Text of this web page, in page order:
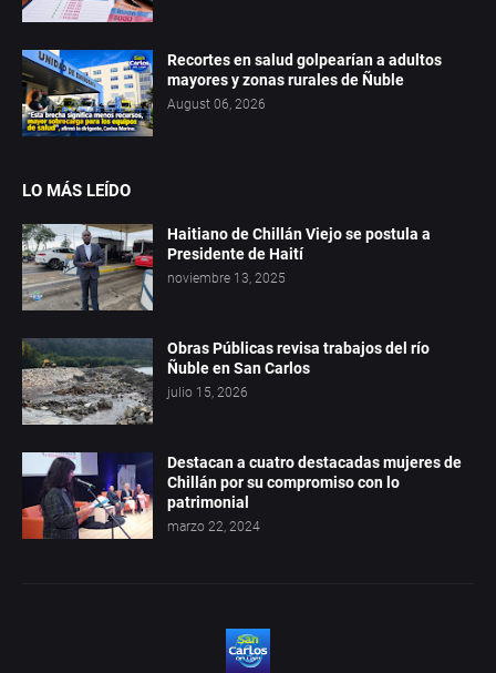
Recortes en salud golpearían a adultos
mayores y zonas rurales de Ñuble
August 06, 2026
LO MÁS LEÍDO
Haitiano de Chillán Viejo se postula a
Presidente de Haití
noviembre 13, 2025
Obras Públicas revisa trabajos del río
Ñuble en San Carlos
julio 15, 2026
Destacan a cuatro destacadas mujeres de
Chillán por su compromiso con lo
patrimonial
marzo 22, 2024